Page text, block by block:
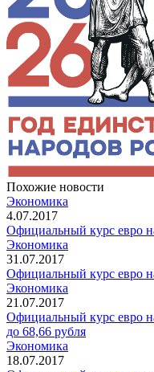
Похожие новости
Экономика
4.07.2017
Официальный курс евро
Экономика
31.07.2017
Официальный курс евро
Экономика
21.07.2017
Официальный курс евро
до 68,66 рубля
Экономика
18.07.2017